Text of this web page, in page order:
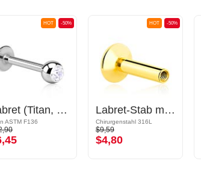
-50%
HOT
Labret (Titan, glänzende Oberfläche) mit Kristallsteinkugel
ASTM F136
-50%
HOT
Labret-Stab mit Innengewinde (Chirurgenstahl, gold, glänzend)
Chirurgenstahl 316L
$9,59
$4,80